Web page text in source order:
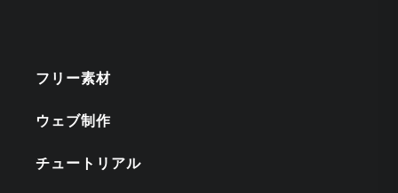
フリー素材
ウェブ制作
チュートリアル